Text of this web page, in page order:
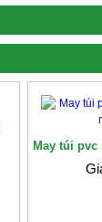
May túi